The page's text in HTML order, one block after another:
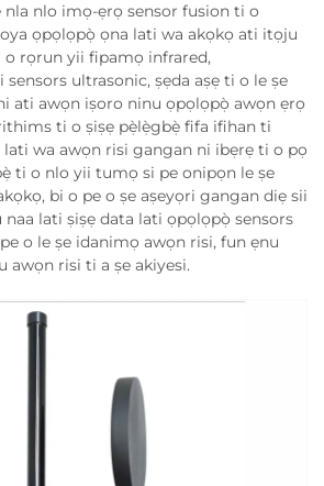
nlo imọ-ẹrọ sensor fusion ti o
ọpọlọpọ̀ ọna lati wa akọkọ ati itọju
o rọrun yii fipamọ infrared,
ultrasonic, ṣẹda aṣẹ ti o le ṣe
ati awọn iṣoro ninu ọpọlọpọ̀ awọn ẹrọ
ti o ṣiṣẹ pẹ̀lẹ̀gbẹ̀ fifa ifihan ti
lati wa awọn risi gangan ni ibẹrẹ ti o pọ
ti o nlo yii tumọ si pe onipọn le ṣe
bi o pe o ṣe aṣeyọri gangan diẹ sii
naa lati ṣiṣẹ data lati ọpọlọpọ̀ sensors
o le ṣe idanimọ awọn risi, fun ẹnu
awọn risi ti a ṣe akiyesi.